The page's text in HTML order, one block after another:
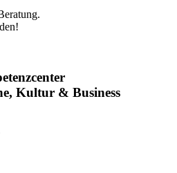
Kultur & Business